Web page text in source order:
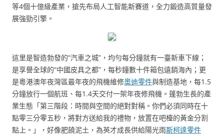
等4個十億級產業，搶先布局人工智能新賽道，全力鍛造高質量發
展強勁引擎。
這里是智造勃發的“汽車之城”，均勻每分鐘就有一臺新車下線；
是享譽全球的“中國皮具之都”，每秒鐘數十件箱包遠銷海內；更
是粵港澳年夜灣區最年夜的飛機維修奧迪零件與制造基地，每1.5
分鐘放行一個航班、每1.4天交付一架年夜修飛機。蓬勃生長的產
業生態「第三階段：時間與空間的絕對對稱。你們必須同時在十
點零三分零五秒，將對方送給我的禮物，放置在吧檯的黃金分割
點上。」，好像肥饒泥土，為英才成長供給陽光雨斯柯達零件